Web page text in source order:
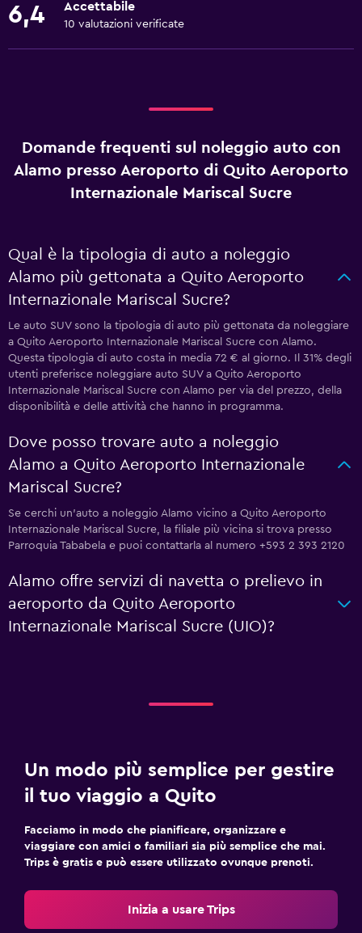
6,4 Accettabile
10 valutazioni verificate
Domande frequenti sul noleggio auto con
Alamo presso Aeroporto di Quito Aeroporto
Internazionale Mariscal Sucre
Qual è la tipologia di auto a noleggio
Alamo più gettonata a Quito Aeroporto
Internazionale Mariscal Sucre?
Le auto SUV sono la tipologia di auto più gettonata da noleggiare
a Quito Aeroporto Internazionale Mariscal Sucre con Alamo.
Questa tipologia di auto costa in media 72 € al giorno. Il 31% degli
utenti preferisce noleggiare auto SUV a Quito Aeroporto
Internazionale Mariscal Sucre con Alamo per via del prezzo, della
disponibilità e delle attività che hanno in programma.
Dove posso trovare auto a noleggio
Alamo a Quito Aeroporto Internazionale
Mariscal Sucre?
Se cerchi un'auto a noleggio Alamo vicino a Quito Aeroporto
Internazionale Mariscal Sucre, la filiale più vicina si trova presso
Parroquia Tababela e puoi contattarla al numero +593 2 393 2120
Alamo offre servizi di navetta o prelievo in
aeroporto da Quito Aeroporto
Internazionale Mariscal Sucre (UIO)?
Un modo più semplice per gestire
il tuo viaggio a Quito
Facciamo in modo che pianificare, organizzare e
viaggiare con amici o familiari sia più semplice che mai.
Trips è gratis e può essere utilizzato ovunque prenoti.
Inizia a usare Trips